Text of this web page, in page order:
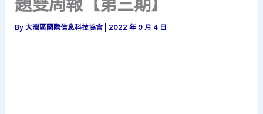
By大灣區國際信息科技協會 2022 年 9 月 4 日